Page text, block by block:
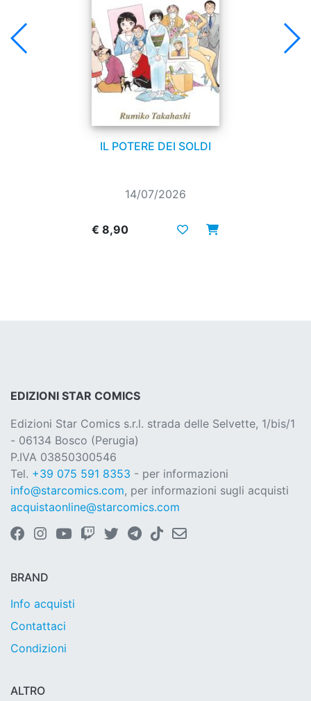
IL POTERE DEI SOLDI
14/07/2026
€ 8,90
EDIZIONI STAR COMICS
Edizioni Star Comics s.r.l. strada delle Selvette, 1/bis/1
- 06134 Bosco (Perugia)
P.IVA 03850300546
Tel. +39 075 591 8353 - per informazioni
info@starcomics.com, per informazioni sugli acquisti
acquistaonline@starcomics.com
BRAND
Info acquisti
Contattaci
Condizioni
ALTRO